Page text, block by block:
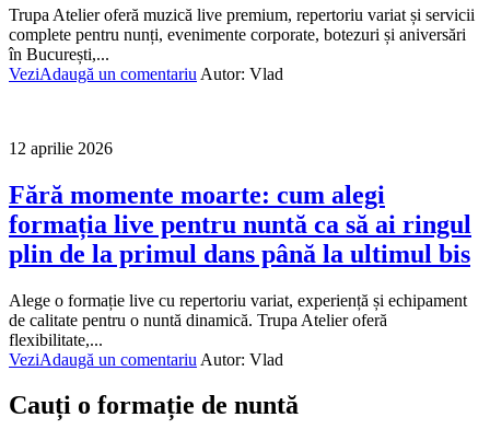
Trupa Atelier oferă muzică live premium, repertoriu variat și servicii
complete pentru nunți, evenimente corporate, botezuri și aniversări
în București,...
VeziAdaugă un comentariu Autor: Vlad
12 aprilie 2026
Fără momente moarte: cum alegi
formația live pentru nuntă ca să ai ringul
plin de la primul dans până la ultimul bis
Alege o formație live cu repertoriu variat, experiență și echipament
de calitate pentru o nuntă dinamică. Trupa Atelier oferă
flexibilitate,...
VeziAdaugă un comentariu Autor: Vlad
Cauți o formație de nuntă